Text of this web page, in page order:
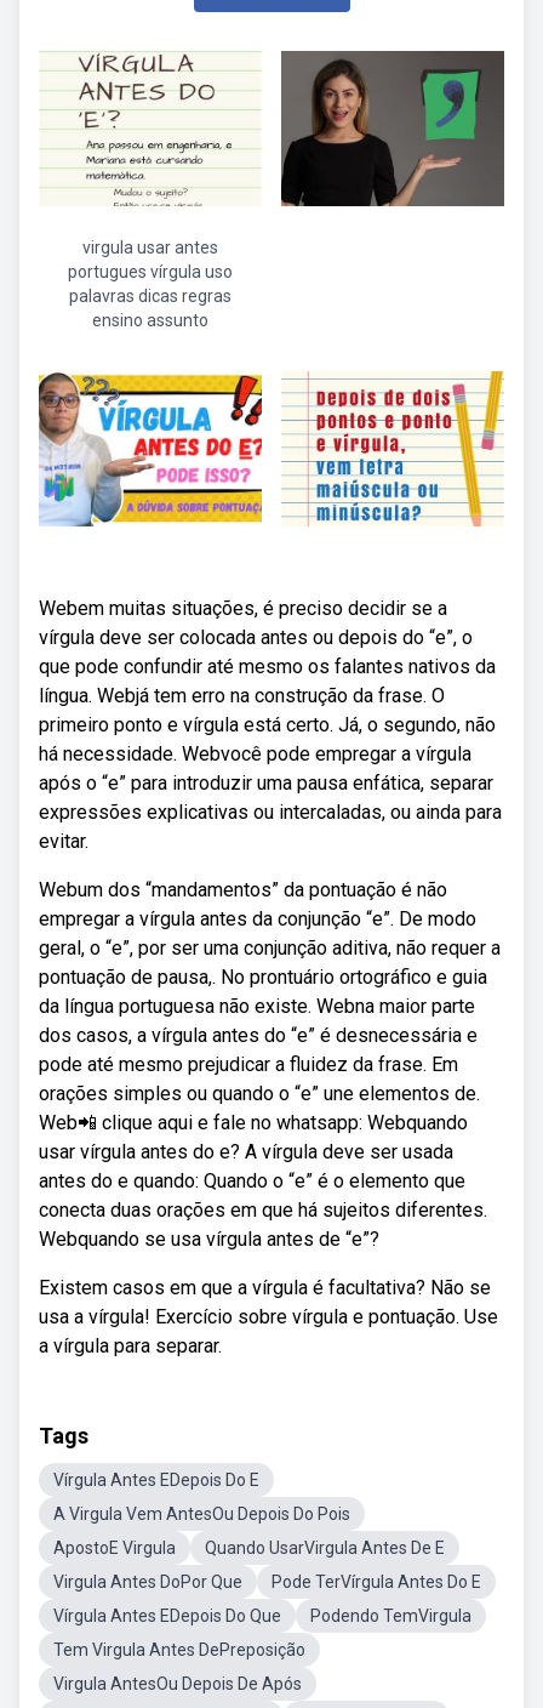
virgula usar antes
portugues vírgula uso
palavras dicas regras
ensino assunto
Webem muitas situações, é preciso decidir se a
vírgula deve ser colocada antes ou depois do “e”, o
que pode confundir até mesmo os falantes nativos da
língua. Webjá tem erro na construção da frase. O
primeiro ponto e vírgula está certo. Já, o segundo, não
há necessidade. Webvocê pode empregar a vírgula
após o “e” para introduzir uma pausa enfática, separar
expressões explicativas ou intercaladas, ou ainda para
evitar.
Webum dos “mandamentos” da pontuação é não
empregar a vírgula antes da conjunção “e”. De modo
geral, o “e”, por ser uma conjunção aditiva, não requer a
pontuação de pausa,. No prontuário ortográfico e guia
da língua portuguesa não existe. Webna maior parte
dos casos, a vírgula antes do “e” é desnecessária e
pode até mesmo prejudicar a fluidez da frase. Em
orações simples ou quando o “e” une elementos de.
Web📲 clique aqui e fale no whatsapp: Webquando
usar vírgula antes do e? A vírgula deve ser usada
antes do e quando: Quando o “e” é o elemento que
conecta duas orações em que há sujeitos diferentes.
Webquando se usa vírgula antes de “e”?
Existem casos em que a vírgula é facultativa? Não se
usa a vírgula! Exercício sobre vírgula e pontuação. Use
a vírgula para separar.
Tags
Vírgula Antes EDepois Do E
A Virgula Vem AntesOu Depois Do Pois
ApostoE Virgula
Quando UsarVirgula Antes De E
Virgula Antes DoPor Que
Pode TerVírgula Antes Do E
Vírgula Antes EDepois Do Que
Podendo TemVirgula
Tem Virgula Antes DePreposição
Virgula AntesOu Depois De Após